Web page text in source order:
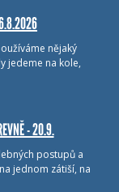
nějaký
jedeme na kole,
- 20.9.
postupů a
jednom zátiší, na